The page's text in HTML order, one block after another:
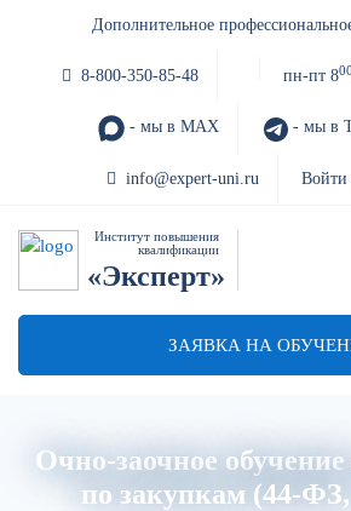
Дополнительное
8-800-350-85-48 пн-пт 800
- мы в MAX - мы в
info@expert-uni.ru Войти
Институт повышения
квалификации
«Эксперт»
ЗАЯВКА НА
Очно-заочное обучение
по закупкам (44-